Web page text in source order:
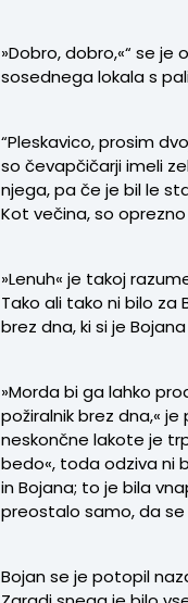
»Dobro, dobro,«“ se
sosednega lokala s
“Pleskavico, prosim
so čevapčičarji imeli
njega, pa če je bil le
Kot večina, so
»Lenuh« je takoj
Tako ali tako ni bilo
brez dna, ki si je
»Morda bi ga lahko
požiralnik brez dna,«
neskončne lakote je
bedo«, toda odziva ni
in Bojana; to je bila
preostalo samo, da se
Bojan se je potopil